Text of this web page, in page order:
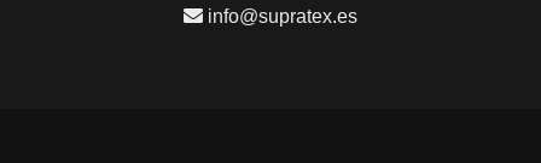
info@supratex.es